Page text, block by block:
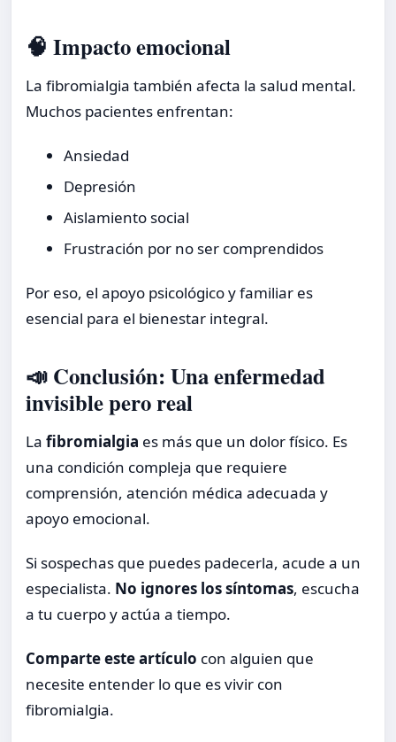
🧠 Impacto emocional
La fibromialgia también afecta la salud mental.
Muchos pacientes enfrentan:
Ansiedad
Depresión
Aislamiento social
Frustración por no ser comprendidos
Por eso, el apoyo psicológico y familiar es
esencial para el bienestar integral.
📣 Conclusión: Una enfermedad
invisible pero real
La fibromialgia es más que un dolor físico. Es
una condición compleja que requiere
comprensión, atención médica adecuada y
apoyo emocional.
Si sospechas que puedes padecerla, acude a un
especialista. No ignores los síntomas, escucha
a tu cuerpo y actúa a tiempo.
Comparte este artículo con alguien que
necesite entender lo que es vivir con
fibromialgia.